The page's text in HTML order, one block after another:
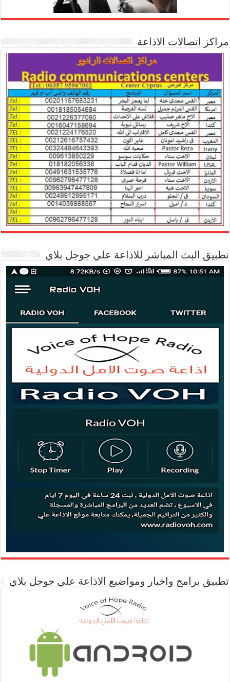
مراكز اتصالات الاذاعة
تطبيق البث المباشر للاذاعة علي جوجل بلاي
تطبيق برامج واخبار ومواضيع الاذاعة علي جوجل بلاي